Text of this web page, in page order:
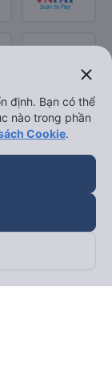
close
định. Bạn có thể
nào trong phần
Cookie.